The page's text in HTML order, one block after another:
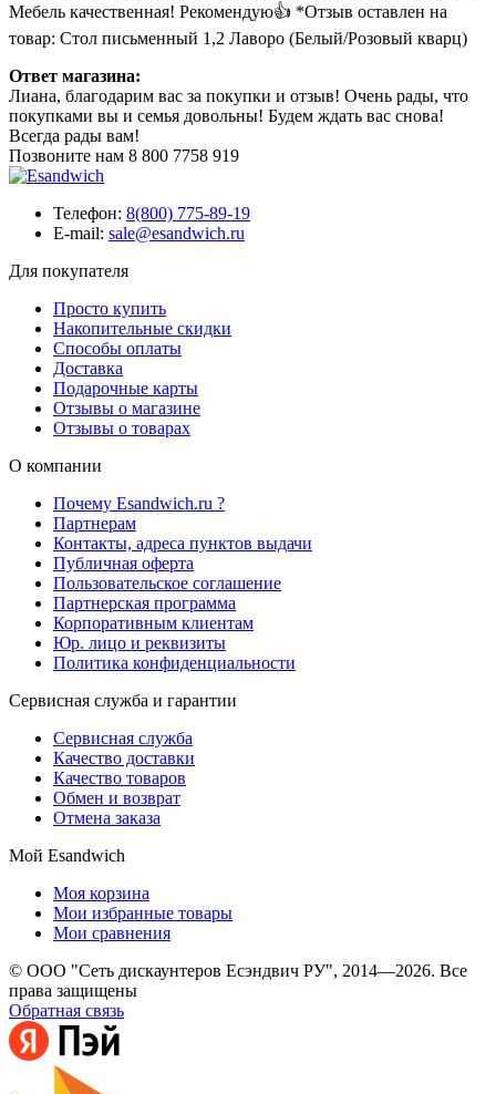
Мебель качественная! Рекомендую👍 *Отзыв оставлен на
товар: Стол письменный 1,2 Лаворо (Белый/Розовый кварц)
Ответ магазина:
Лиана, благодарим вас за покупки и отзыв! Очень рады, что
покупками вы и семья довольны! Будем ждать вас снова!
Всегда рады вам!
Позвоните нам 8 800 7758 919
Телефон: 8(800) 775-89-19
E-mail: sale@esandwich.ru
Для покупателя
Просто купить
Накопительные скидки
Способы оплаты
Доставка
Подарочные карты
Отзывы о магазине
Отзывы о товарах
О компании
Почему Esandwich.ru ?
Партнерам
Контакты, адреса пунктов выдачи
Публичная оферта
Пользовательское соглашение
Партнерская программа
Корпоративным клиентам
Юр. лицо и реквизиты
Политика конфиденциальности
Сервисная служба и гарантии
Сервисная служба
Качество доставки
Качество товаров
Обмен и возврат
Отмена заказа
Мой Esandwich
Моя корзина
Мои избранные товары
Мои сравнения
© ООО "Сеть дискаунтеров Есэндвич РУ", 2014—2026. Все
права защищены
Обратная связь